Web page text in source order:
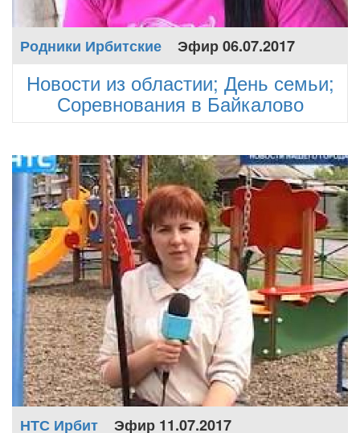
Родники Ирбитские Эфир 06.07.2017
Новости из областии; День семьи;
Соревнования в Байкалово
НТС Ирбит Эфир 11.07.2017